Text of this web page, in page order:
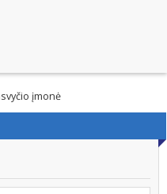
įmonė